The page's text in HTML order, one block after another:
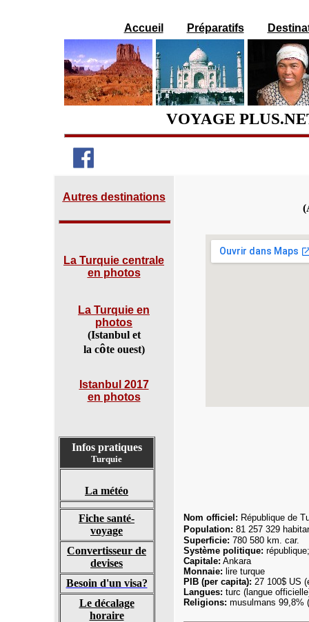
Accueil Préparatifs
VOYAGE
Autres destinations
La Turquie centrale
en photos
La Turquie en
photos
(Istanbul et
la côte ouest)
Istanbul 2017
en photos
Infos pratiques
Turquie
La météo
Fiche santé-
voyage
Convertisseur de
devises
Besoin d'un visa?
Le décalage
horaire
Nom officiel: République de
Population: 81 257 329
Superficie: 780 580 km. car.
Système politique:
Capitale: Ankara
Monnaie: lire turque
PIB (per capita): 27 100$ US
Langues: turc (langue
Religions: musulmans 99,8%